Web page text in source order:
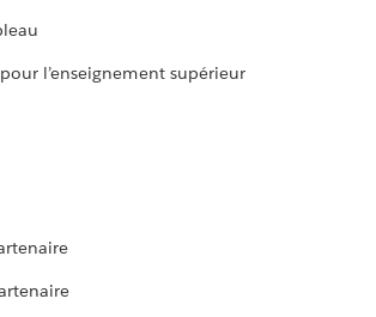
l’enseignement supérieur